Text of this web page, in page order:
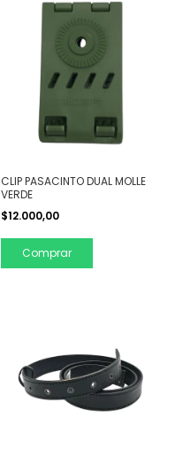
CLIP PASACINTO DUAL MOLLE
VERDE
$12.000,00
Comprar